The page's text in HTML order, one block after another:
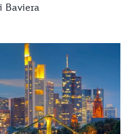
Baviera